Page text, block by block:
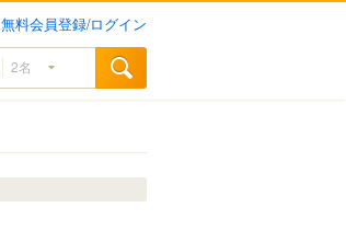
無料会員登録/ログイン